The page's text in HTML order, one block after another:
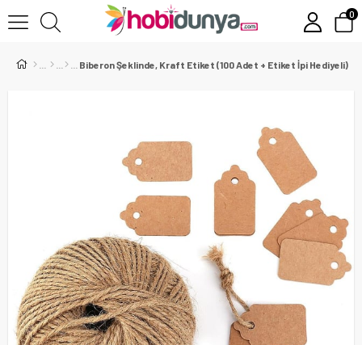
0
Biberon Şeklinde, Kraft Etiket (100 Adet + Etiket İpi Hediyeli)